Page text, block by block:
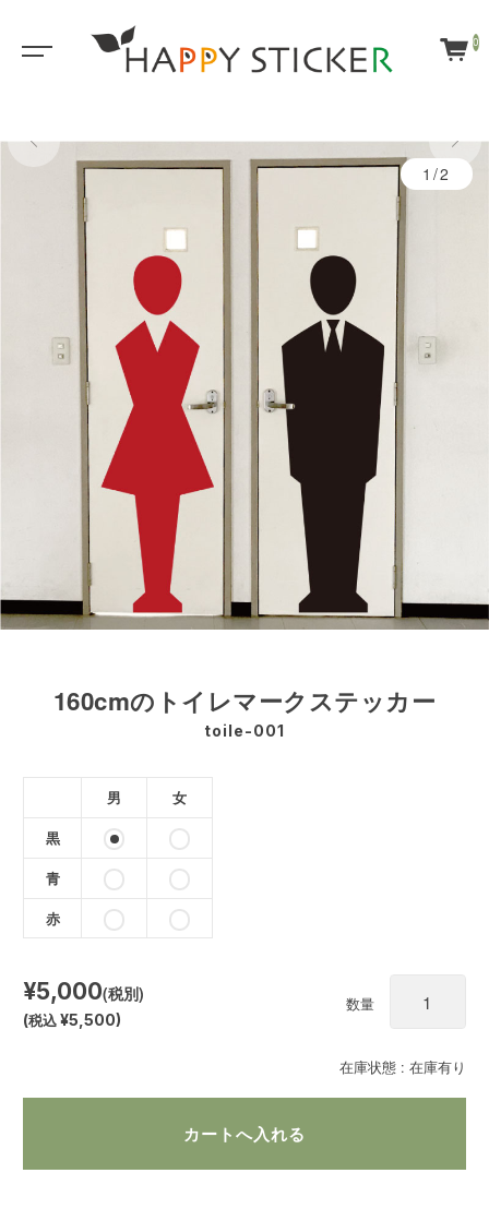
0
1/2
160cmのトイレマークステッカー
toile-001
黒
青
赤
男 女
在庫状態 : 在庫有り
¥5,000(税別)
(税込¥5,500)
数量